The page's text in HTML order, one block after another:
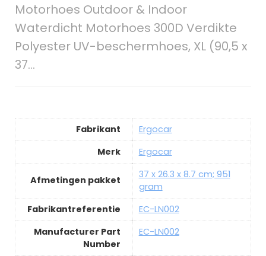
Motorhoes Outdoor & Indoor
Waterdicht Motorhoes 300D Verdikte
Polyester UV-beschermhoes, XL (90,5 x
37…
Fabrikant
Ergocar
Merk
Ergocar
Afmetingen pakket
37 x 26.3 x 8.7 cm; 951
gram
Fabrikantreferentie
EC-LN002
Manufacturer Part
Number
EC-LN002